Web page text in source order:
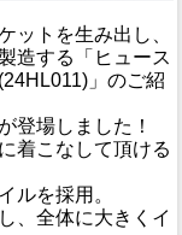
ットを生み出し、
造する「ヒュース
」のご紹
登場しました！
着こなして頂ける
ルを採用。
、全体に大きくイ